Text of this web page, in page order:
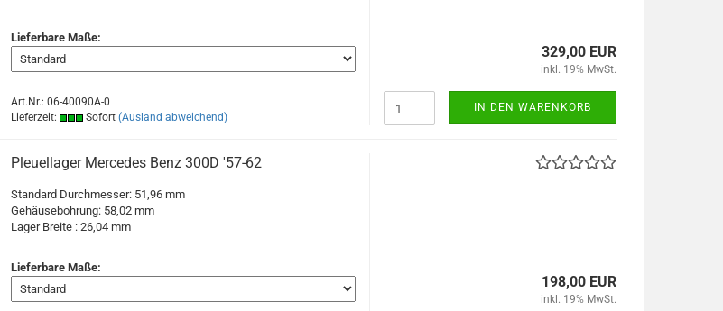
Lieferbare Maße:
Art.Nr.: 06-40090A-0
Lieferzeit:
Sofort (Ausland abweichend)
329,00 EUR
inkl. 19% MwSt.
IN DEN WARENKORB
Pleuellager Mercedes Benz 300D '57-62
Standard Durchmesser: 51,96 mm
Gehäusebohrung: 58,02 mm
Lager Breite : 26,04 mm
Lieferbare Maße:
198,00 EUR
inkl. 19% MwSt.